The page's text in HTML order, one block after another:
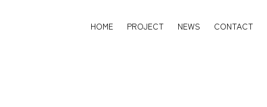
HOME
PROJECT
NEWS
CONTACT